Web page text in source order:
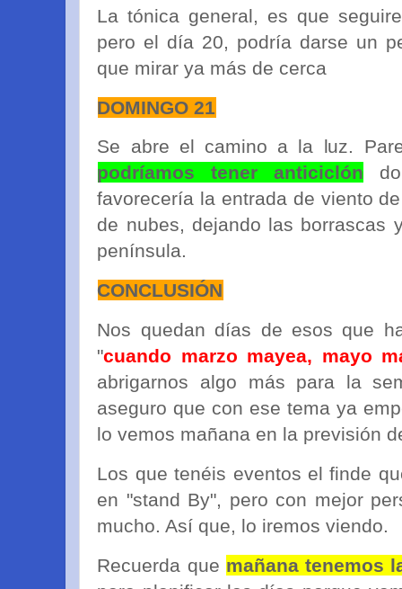
La tónica general, es que
pero el día 20, podría darse un
que mirar ya más de cerca
DOMINGO 21
Se abre el camino a la luz.
podríamos tener anticiclón
favorecería la entrada de viento
de nubes, dejando las borrascas
península.
CONCLUSIÓN
Nos quedan días de esos que
"cuando marzo mayea, mayo
abrigarnos algo más para la
aseguro que con ese tema ya
lo vemos mañana en la previsión
Los que tenéis eventos el finde
en "stand By", pero con mejor
mucho. Así que, lo iremos viendo.
Recuerda que mañana tenemos